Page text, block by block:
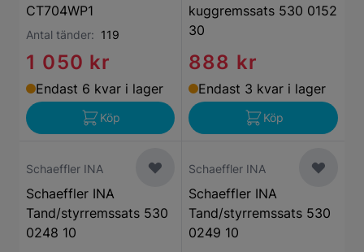
CT704WP1
Antal tänder: 119
1 050 kr
Endast 6 kvar i lager
Köp
kuggremssats 530 0152
30
888 kr
Endast 3 kvar i lager
Köp
Schaeffler INA
Schaeffler INA
Tand/styrremssats 530
0248 10
Schaeffler INA
Schaeffler INA
Tand/styrremssats 530
0249 10